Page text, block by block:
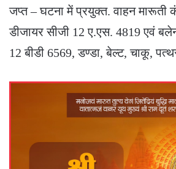
जप्त – घटना में प्रयुक्त. वाहन मारूती
डीजायर सीजी 12 ए.एस. 4819 एवं
12 बीडी 6569, डण्डा, बेल्ट, चाकू,